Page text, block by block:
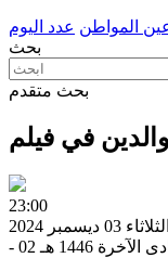
المواطن عدد اليوم
بحث
بحث متقدم
23:00
الثلاثاء 03 ديسمبر 2024
الآخرة 1446 هـ